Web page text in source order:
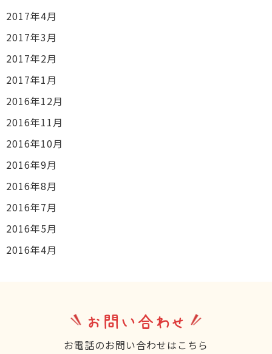
2017年4月
2017年3月
2017年2月
2017年1月
2016年12月
2016年11月
2016年10月
2016年9月
2016年8月
2016年7月
2016年5月
2016年4月
お問い合わせ
お電話のお問い合わせはこちら